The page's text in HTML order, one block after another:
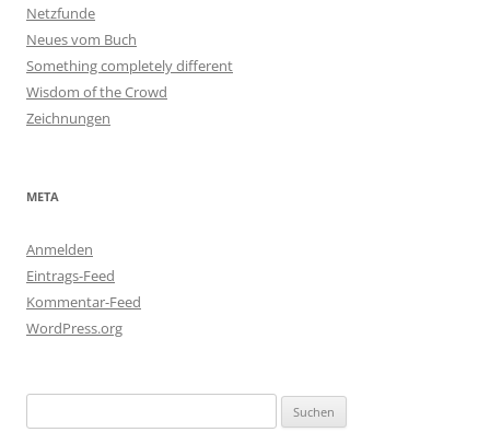
Netzfunde
Neues vom Buch
Something completely different
Wisdom of the Crowd
Zeichnungen
META
Anmelden
Eintrags-Feed
Kommentar-Feed
WordPress.org
nach: